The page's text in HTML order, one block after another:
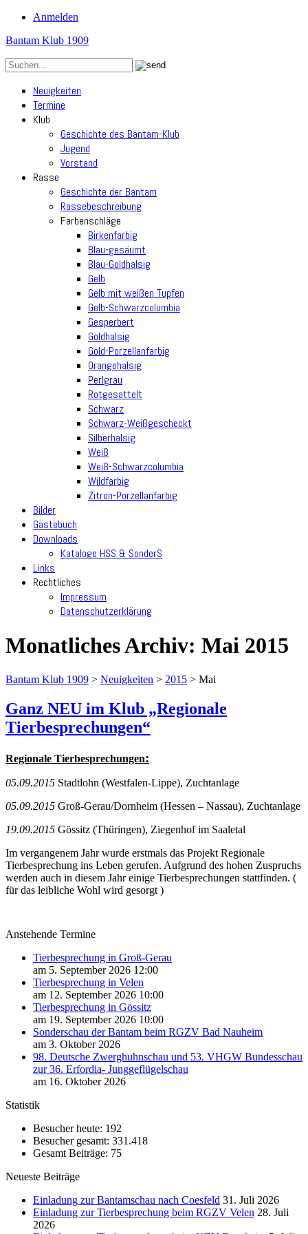
Anmelden
Bantam Klub 1909
Neuigkeiten
Termine
Klub
Geschichte des Bantam-Klub
Jugend
Vorstand
Rasse
Geschichte der Bantam
Rassebeschreibung
Farbenschläge
Birkenfarbig
Blau-gesäumt
Blau-Goldhalsig
Gelb
Gelb mit weißen Tupfen
Gelb-Schwarzcolumbia
Gesperbert
Goldhalsig
Gold-Porzellanfarbig
Orangehalsig
Perlgrau
Rotgesattelt
Schwarz
Schwarz-Weißgescheckt
Silberhalsig
Weiß
Weiß-Schwarzcolumbia
Wildfarbig
Zitron-Porzellanfarbig
Bilder
Gästebuch
Downloads
Kataloge HSS & SonderS
Links
Rechtliches
Impressum
Datenschutzerklärung
Monatliches Archiv: Mai 2015
Bantam Klub 1909 > Neuigkeiten > 2015 > Mai
Ganz NEU im Klub „Regionale
Tierbesprechungen“
Regionale Tierbesprechungen:
05.09.2015 Stadtlohn (Westfalen-Lippe), Zuchtanlage
05.09.2015 Groß-Gerau/Dornheim (Hessen – Nassau), Zuchtanlage
19.09.2015 Gössitz (Thüringen), Ziegenhof im Saaletal
Im vergangenem Jahr wurde erstmals das Projekt Regionale
Tierbesprechung ins Leben gerufen. Aufgrund des hohen Zuspruchs
werden auch in diesem Jahr einige Tierbesprechungen stattfinden. (
für das leibliche Wohl wird gesorgt )
Anstehende Termine
Tierbesprechung in Groß-Gerau
am 5. September 2026 12:00
Tierbesprechung in Velen
am 12. September 2026 10:00
Tierbesprechung in Gössitz
am 19. September 2026 10:00
Sonderschau der Bantam beim RGZV Bad Nauheim
am 3. Oktober 2026
98. Deutsche Zwerghuhnschau und 53. VHGW Bundesschau
zur 36. Erfordia- Junggeflügelschau
am 16. Oktober 2026
Statistik
Besucher heute: 192
Besucher gesamt: 331.418
Gesamt Beiträge: 75
Neueste Beiträge
Einladung zur Bantamschau nach Coesfeld 31. Juli 2026
Einladung zur Tierbesprechung beim RGZV Velen 28. Juli
2026